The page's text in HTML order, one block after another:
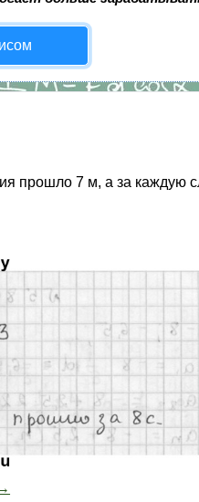
прошло 7 м, а за каждую